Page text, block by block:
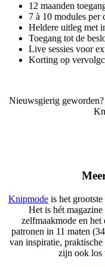
12 maanden
7 à 10 modules per
Heldere uitleg met
Toegang tot de
Live sessies voor
Korting op
Nieuwsgierig geworden?
Knipmode is het
Het is hét
zelfmaakmode en
patronen in 11 maten
van inspiratie,
zijn ook los